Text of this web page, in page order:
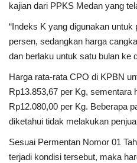
kajian dari PPKS Medan yang
“Indeks K yang digunakan untuk
persen, sedangkan harga
dan berlaku untuk satu bulan ke
Harga rata-rata CPO di KPBN
Rp13.853,67 per Kg, sementara
Rp12.080,00 per Kg. Beberapa
diketahui tidak melakukan
Sesuai Permentan Nomor 01
terjadi kondisi tersebut, maka